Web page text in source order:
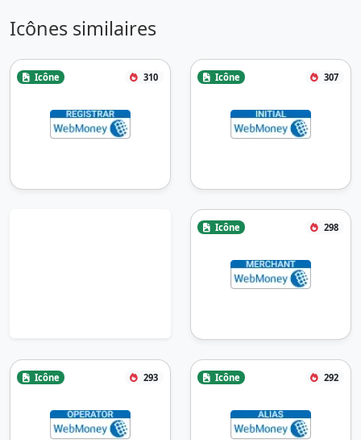
Icônes similaires
Icône 310 Icône 307
Icône 298
Icône 293 Icône 292